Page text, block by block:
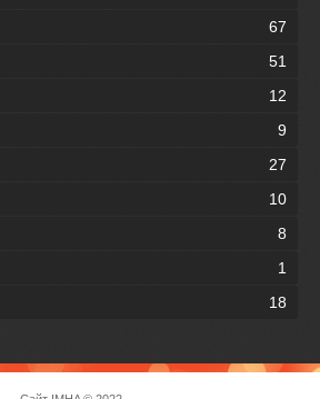
67
51
12
9
27
10
8
1
18